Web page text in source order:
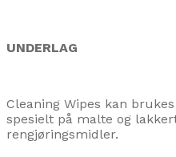
UNDERLAG
Cleaning Wipes kan
spesielt på malte og
rengjøringsmidler.